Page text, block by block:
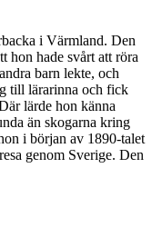
i Värmland. Den
hon hade svårt att röra
barn lekte, och
till lärarinna och fick
lärde hon känna
än skogarna kring
i början av 1890-talet
genom Sverige. Den